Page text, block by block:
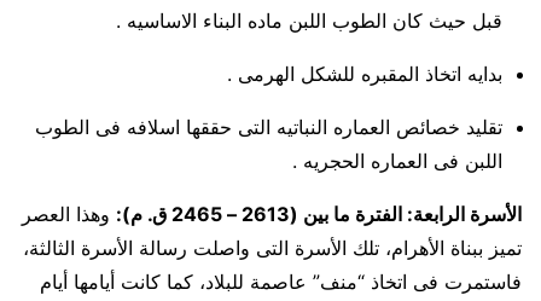
قبل حيث كان الطوب اللبن ماده البناء الاساسيه .
بدايه اتخاذ المقبره للشكل الهرمى .
تقليد خصائص العماره النباتيه التى حققها اسلافه فى الطوب
اللبن فى العماره الحجريه .
الأسرة الرابعة: الفترة ما بين (2613 – 2465 ق. م):
وهذا العصر
تميز ببناة الأهرام، تلك الأسرة التى واصلت رسالة الأسرة الثالثة،
فاستمرت فى اتخاذ “منف” عاصمة للبلاد، كما كانت أيامها أيام